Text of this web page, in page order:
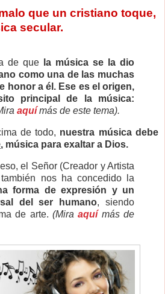
que un cristiano toque,
secular.
de que
la música se la dio
como una de las muchas
honor a él. Ese es el origen,
principal de la música:
aquímás de este tema).
de todo, nuestra música debe
, música para exaltar a Dios.
el Señor (Creador y Artista
nos ha concedido
la
forma de expresión y un
del ser humano, siendo
de arte. (Miraaquímás de